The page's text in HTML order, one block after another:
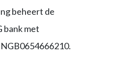
beheert de
bank met